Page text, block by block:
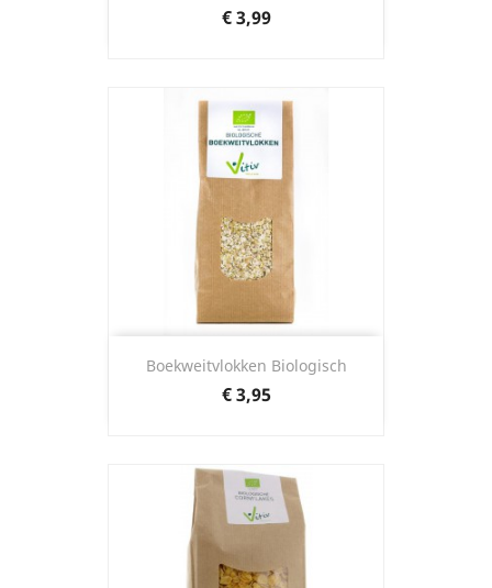
Prijs
€ 3,99
Boekweitvlokken Biologisch
Prijs
€ 3,95